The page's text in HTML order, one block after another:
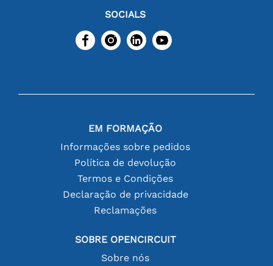
SOCIALS
EM FORMAÇÃO
Informações sobre pedidos
Política de devolução
Termos e Condições
Declaração de privacidade
Reclamações
SOBRE OPENCIRCUIT
Sobre nós